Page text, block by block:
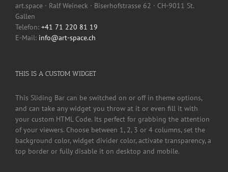
art.space · Ralf Weineck · Biserhofstrasse 62 · CH-9011 St.
Gallen
Telefon: +41 71 220 81 19
E-Mail: info@art-space.ch
THIS IS A CUSTOM WIDGET
This Sliding Bar can be switched on or off in theme options,
and can take any widget you throw at it or even fill it with
your custom HTML Code. Its perfect for grabbing the attention
of your viewers. Choose between 1, 2, 3 or 4 columns, set the
background color, widget divider color, activate transparency, a
top border or fully disable it on desktop and mobile.